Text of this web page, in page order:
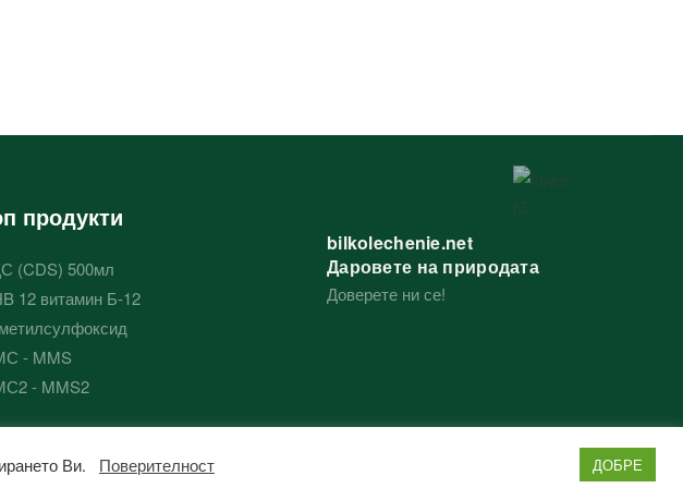
продукти
(CDS) 500мл
12 витамин Б-12
- MMS
- MMS2
bilkolechenie.net
Даровете на природата
Доверете ни се!
Ви. Поверителност ДОБРЕ